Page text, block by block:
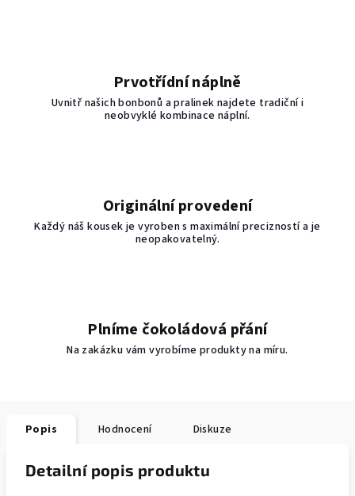
Prvotřídní náplně
Uvnitř našich bonbonů a pralinek najdete tradiční i
neobvyklé kombinace náplní.
Originální provedení
Každý náš kousek je vyroben s maximální precizností a je
neopakovatelný.
Plníme čokoládová přání
Na zakázku vám vyrobíme produkty na míru.
Popis Hodnocení Diskuze
Detailní popis produktu